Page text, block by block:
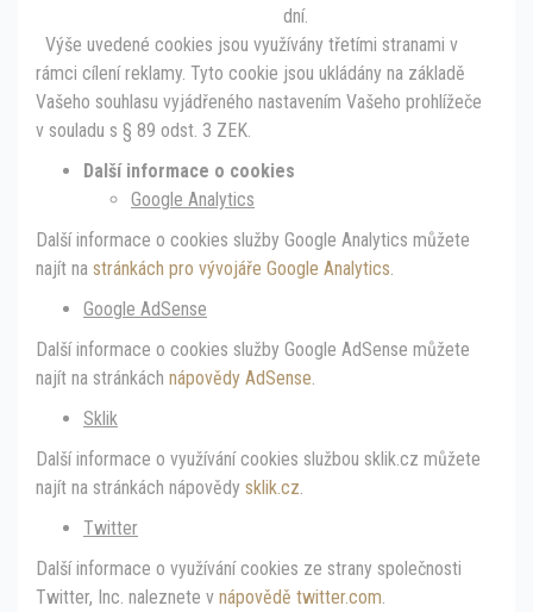
dní.
Výše uvedené cookies jsou využívány třetími stranami v
rámci cílení reklamy. Tyto cookie jsou ukládány na základě
Vašeho souhlasu vyjádřeného nastavením Vašeho prohlížeče
v souladu s § 89 odst. 3 ZEK.
Další informace o cookies
Google Analytics
Další informace o cookies služby Google Analytics můžete
najít na stránkách pro vývojáře Google Analytics.
Google AdSense
Další informace o cookies služby Google AdSense můžete
najít na stránkách nápovědy AdSense.
Sklik
Další informace o využívání cookies službou sklik.cz můžete
najít na stránkách nápovědy sklik.cz.
Twitter
Další informace o využívání cookies ze strany společnosti
Twitter, Inc. naleznete v nápovědě twitter.com.